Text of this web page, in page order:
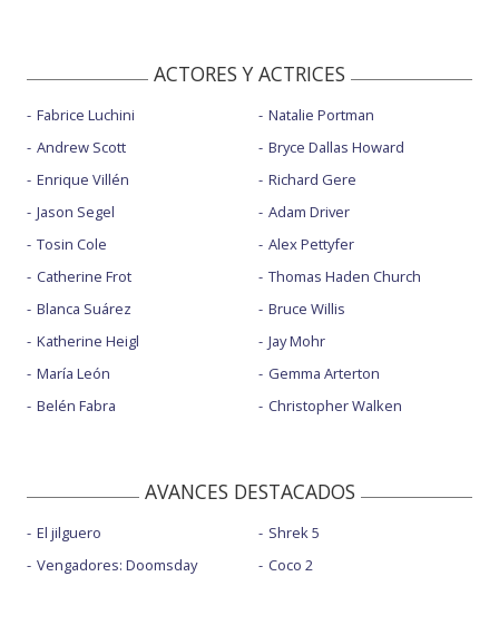
ACTORES Y ACTRICES
Fabrice Luchini
Andrew Scott
Enrique Villén
Jason Segel
Tosin Cole
Catherine Frot
Blanca Suárez
Katherine Heigl
María León
Belén Fabra
Natalie Portman
Bryce Dallas Howard
Richard Gere
Adam Driver
Alex Pettyfer
Thomas Haden Church
Bruce Willis
Jay Mohr
Gemma Arterton
Christopher Walken
AVANCES DESTACADOS
El jilguero
Vengadores: Doomsday
Shrek 5
Coco 2